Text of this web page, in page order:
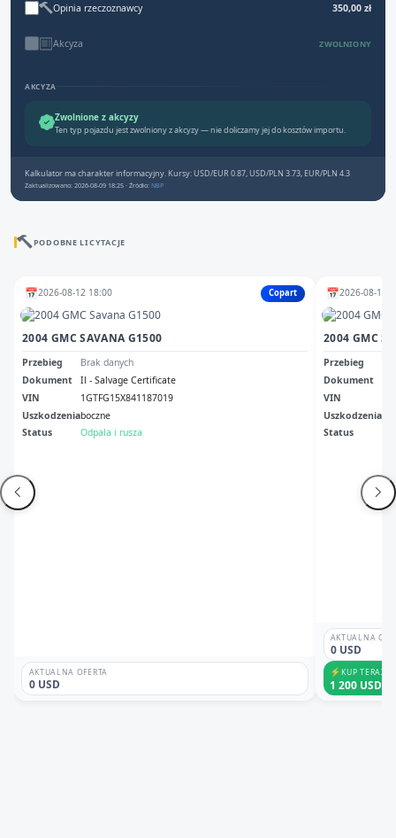
Opinia rzeczoznawcy 350,00 zł
Akcyza ZWOLNIONY
AKCYZA
Zwolnione z akcyzy
Ten typ pojazdu jest zwolniony z akcyzy — nie doliczamy jej do kosztów importu.
Kalkulator ma charakter informacyjny. Kursy: USD/EUR 0.87, USD/PLN 3.73, EUR/PLN 4.3
Zaktualizowano: 2026-08-09 18:25 · Źródło: NBP
PODOBNE LICYTACJE
📅2026-08-12 18:00 Copart
2004 GMC SAVANA G1500
Przebieg
Brak danych
Dokument
Il - Salvage Certificate
VIN
1GTFG15X841187019
Uszkodzeniaboczne
Status
Odpala i rusza
AKTUALNA OFERTA
0 USD
📅2026-08-17
2004 GMC
Przebieg
Dokument
VIN
Uszkodzenia
Status
AKTUALNA
0 USD
⚡KUP TERAZ
1 200 USD